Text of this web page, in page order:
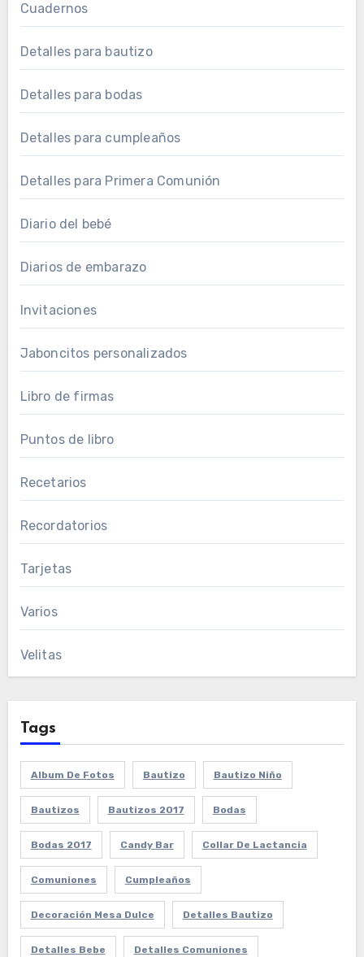
Cuadernos
Detalles para bautizo
Detalles para bodas
Detalles para cumpleaños
Detalles para Primera Comunión
Diario del bebé
Diarios de embarazo
Invitaciones
Jaboncitos personalizados
Libro de firmas
Puntos de libro
Recetarios
Recordatorios
Tarjetas
Varios
Velitas
Tags
Album De Fotos Bautizo Bautizo Niño
Bautizos Bautizos 2017 Bodas
Bodas 2017 Candy Bar Collar De Lactancia
Comuniones Cumpleaños
Decoración Mesa Dulce Detalles Bautizo
Detalles Bebe Detalles Comuniones